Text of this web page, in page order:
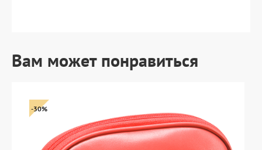
Вам может понравиться
-30%